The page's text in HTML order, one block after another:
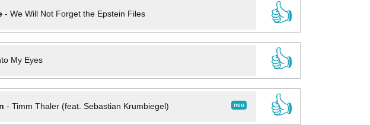
- We Will Not Forget the Epstein Files
👍
My Eyes
👍
neu
- Timm Thaler (feat. Sebastian Krumbiegel)
👍